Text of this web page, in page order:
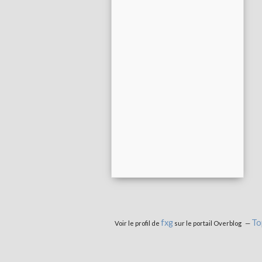
Voir le profil de fxgsur le portail Overblog